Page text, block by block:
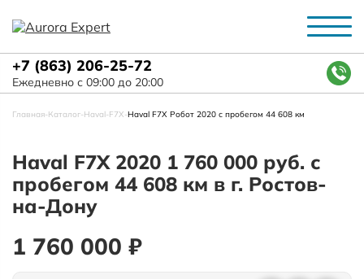
+7 (863) 206-25-72
Ежедневно с 09:00 до 20:00
Главная-Каталог-Haval-F7X-Haval F7X Робот 2020 с пробегом 44 608 км
Haval F7X 2020 1 760 000 руб. с
пробегом 44 608 км в г. Ростов-
на-Дону
1 760 000 ₽